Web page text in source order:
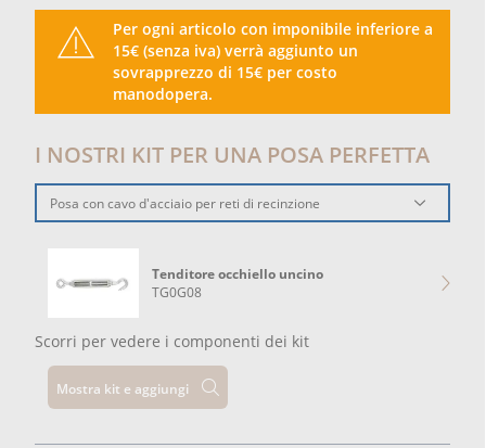
Per ogni articolo con imponibile inferiore a
15€ (senza iva) verrà aggiunto un
sovrapprezzo di 15€ per costo
manodopera.
I NOSTRI KIT PER UNA POSA PERFETTA
Posa con cavo d'acciaio per reti di recinzione
Tenditore occhiello uncino
TG0G08
Scorri per vedere i componenti dei kit
Mostra kit e aggiungi